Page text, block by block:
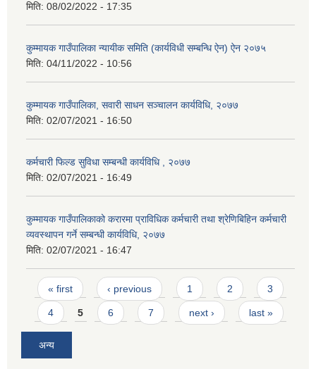
मिति: 08/02/2022 - 17:35
कुम्मायक गाउँपालिका न्यायीक समिति (कार्यविधी सम्बन्धि ऐन) ऐन २०७५
मिति: 04/11/2022 - 10:56
कुम्मायक गाउँपालिका, सवारी साधन सञ्चालन कार्यविधि, २०७७
मिति: 02/07/2021 - 16:50
कर्मचारी फिल्ड सुविधा सम्बन्धी कार्यविधि , २०७७
मिति: 02/07/2021 - 16:49
कुम्मायक गाउँपालिकाको करारमा प्राविधिक कर्मचारी तथा श्रेणिबिहिन कर्मचारी
व्यवस्थापन गर्ने सम्बन्धी कार्यविधि, २०७७
मिति: 02/07/2021 - 16:47
Pages
« first ‹ previous 1 2 3
4 5 6 7 next › last »
अन्य